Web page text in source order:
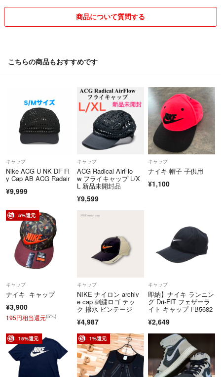
▶️全て匿名配送で発送いたします
▶️古着の特性として商品説明に無いダメージや、色落ち、汚れ、匂いな
どが有る場合が御座います
商品について質問する
こちらの商品もおすすめです
キャップ
Nike ACG U NK DF Fl
y Cap AB ACG Radair
¥9,999
キャップ
ACG Radical AirFlo
w フライキャップ L/X
L 新品未開封品
¥9,599
キャップ
ナイキ 帽子 子供用
¥1,100
5%還元
キャップ
ナイキ キャップ
¥3,900
195円相当還元(5%)
キャップ
NIKE ナイロン archiv
e cap 刺繍ロゴ テッ
ク 撥水 ビンテージ
¥4,987
キャップ
即納】ナイキ ランニン
グ Dri-FIT フェザーラ
イト キャップ FB5682
¥2,649
15%還元 1%還元